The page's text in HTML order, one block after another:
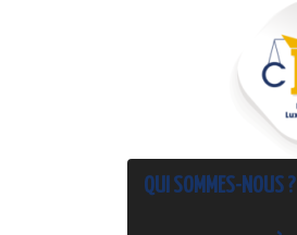
QUI SOMMES-NOUS ?